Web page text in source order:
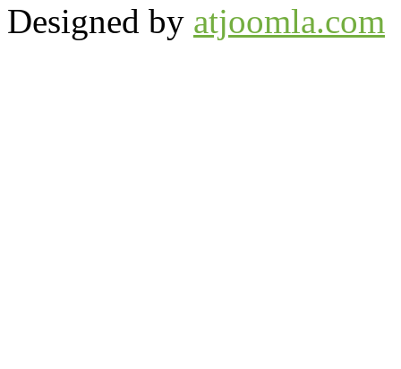
Designed by atjoomla.com